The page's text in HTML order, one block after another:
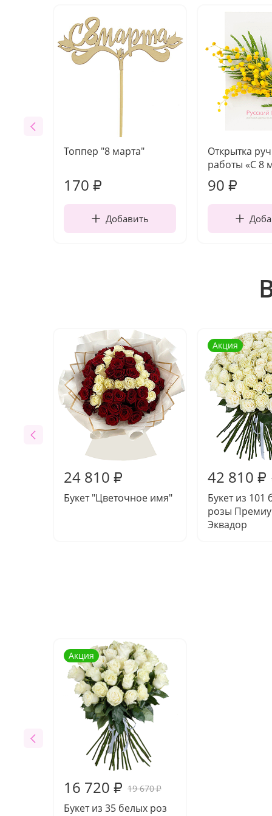
Топпер "8 марта"
170 ₽
Добавить
Открытка
работы «С 8
90 ₽
24 810 ₽
Букет "Цветочное имя"
Акция
42 810 ₽
Букет из 101
розы
Эквадор
Акция
16 720 ₽ 19 670₽
Букет из 35 белых роз